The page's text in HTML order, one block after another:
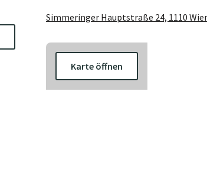
Simmeringer Hauptstraße 24, 1110
Karte öffnen